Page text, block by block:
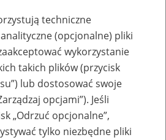
techniczne
(opcjonalne) pliki
wykorzystanie
takich plików (przycisk
lub dostosować swoje
opcjami”). Jeśli
„Odrzuć opcjonalne”,
tylko niezbędne pliki